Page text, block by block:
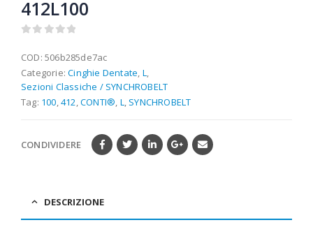
412L100
COD: 506b285de7ac
Categorie:Cinghie Dentate L
Sezioni Classiche / SYNCHROBELT
Tag: 100 ,412 ,CONTI® L SYNCHROBELT
CONDIVIDERE
DESCRIZIONE